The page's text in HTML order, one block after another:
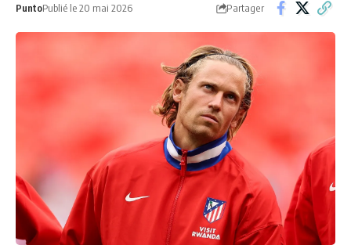
PuntoPublié le 20 mai 2026 Partager